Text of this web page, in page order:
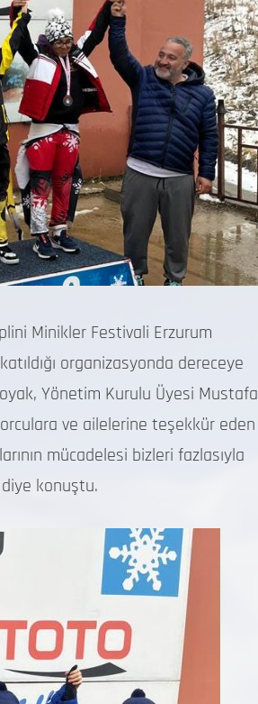
Minikler Festivali Erzurum
organizasyonda dereceye
Yönetim Kurulu Üyesi Mustafa
ve ailelerine teşekkür eden
mücadelesi bizleri fazlasıyla
konuştu.